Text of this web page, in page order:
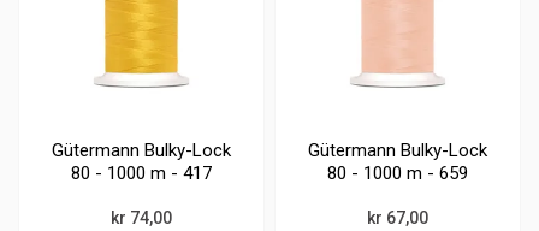
Gütermann Bulky-Lock
80 - 1000 m - 417
kr 74,00
Gütermann Bulky-Lock
80 - 1000 m - 659
kr 67,00